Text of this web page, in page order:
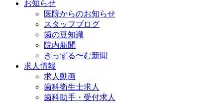
お知らせ
医院からのお知らせ
スタッフブログ
歯の豆知識
院内新聞
きっずる〜む新聞
求人情報
求人動画
歯科衛生士求人
歯科助手・受付求人